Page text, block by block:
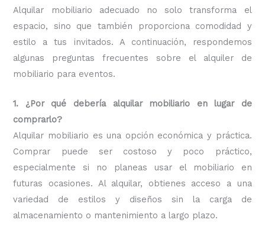
Alquilar mobiliario adecuado no solo transforma el
espacio, sino que también proporciona comodidad y
estilo a tus invitados. A continuación, respondemos
algunas preguntas frecuentes sobre el alquiler de
mobiliario para eventos.
1. ¿Por qué debería alquilar mobiliario en lugar de
comprarlo?
Alquilar mobiliario es una opción económica y práctica.
Comprar puede ser costoso y poco práctico,
especialmente si no planeas usar el mobiliario en
futuras ocasiones. Al alquilar, obtienes acceso a una
variedad de estilos y diseños sin la carga de
almacenamiento o mantenimiento a largo plazo.